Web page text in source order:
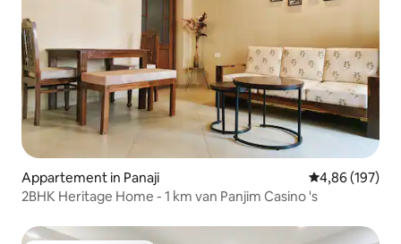
Appartement in Panaji Gemiddelde
4,86 (197)
2BHK Heritage Home - 1 km van Panjim Casino 's